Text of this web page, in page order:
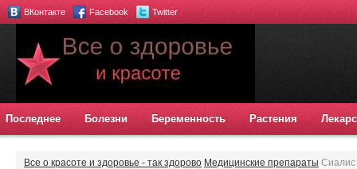
ВКонтакте Facebook Twitter
Последнее Болезни Беременность Растения
Все о красоте и здоровье - так здорово Медицинские препараты Сиалис